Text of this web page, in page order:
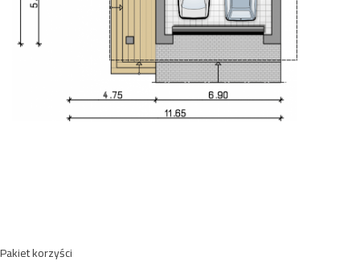
Pakiet korzyści